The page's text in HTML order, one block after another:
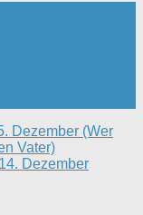
Dezember (Wer
Vater)
Dezember